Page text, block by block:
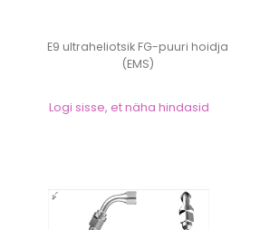
E9 ultraheliotsik FG-puuri hoidja
(EMS)
Logi sisse, et näha hindasid